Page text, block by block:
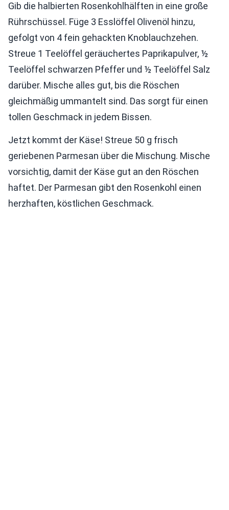
Gib die halbierten Rosenkohlhälften in eine große
Rührschüssel. Füge 3 Esslöffel Olivenöl hinzu,
gefolgt von 4 fein gehackten Knoblauchzehen.
Streue 1 Teelöffel geräuchertes Paprikapulver, ½
Teelöffel schwarzen Pfeffer und ½ Teelöffel Salz
darüber. Mische alles gut, bis die Röschen
gleichmäßig ummantelt sind. Das sorgt für einen
tollen Geschmack in jedem Bissen.
Jetzt kommt der Käse! Streue 50 g frisch
geriebenen Parmesan über die Mischung. Mische
vorsichtig, damit der Käse gut an den Röschen
haftet. Der Parmesan gibt den Rosenkohl einen
herzhaften, köstlichen Geschmack.